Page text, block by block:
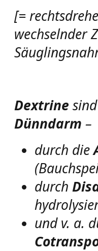
[=
wechselnder
Dextrine
Dünndarm –
durch die
durch
und v. a.